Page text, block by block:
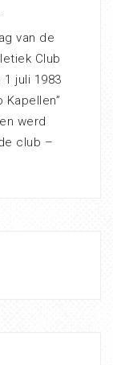
van de
Club
juli 1983
Kapellen”
werd
club –